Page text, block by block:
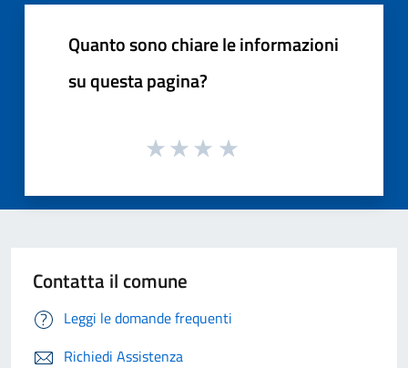
Quanto sono chiare le informazioni
su questa pagina?
Contatta il comune
Leggi le domande frequenti
Richiedi Assistenza